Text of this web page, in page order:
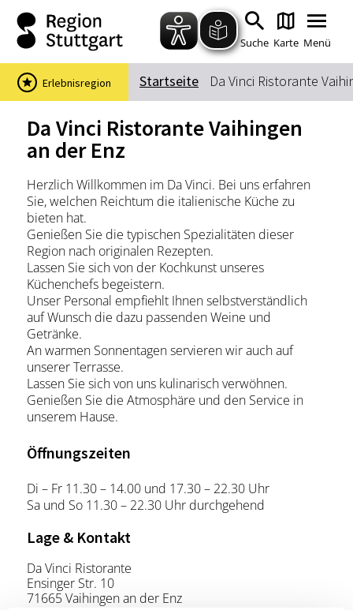
Zum Hauptinhalt springen
Zur Suche springen
Zur Hauptnavigation
Zum Footer springen
Suche Karte Menü
Suchbegriff
Stadtführungen
Events & Tickets
Ausflugsziele
Erlebnisse
Wein
Radfahren
Wandern
Startseite Da Vinci Ristorante
Erlebnisregion
Da Vinci Ristorante Vaihingen
an der Enz
Herzlich Willkommen im Da Vinci. Bei uns erfahren
Sie, welchen Reichtum die italienische Küche zu
bieten hat.
Genießen Sie die typischen Spezialitäten dieser
Region nach originalen Rezepten.
Lassen Sie sich von der Kochkunst unseres
Küchenchefs begeistern.
Unser Personal empfiehlt Ihnen selbstverständlich
auf Wunsch die dazu passenden Weine und
Getränke.
An warmen Sonnentagen servieren wir auch auf
unserer Terrasse.
Lassen Sie sich von uns kulinarisch verwöhnen.
Genießen Sie die Atmosphäre und den Service in
unserem Hause.
Öffnungszeiten
Di – Fr 11.30 – 14.00 und 17.30 – 22.30 Uhr
Sa und So 11.30 – 22.30 Uhr durchgehend
Lage & Kontakt
Da Vinci Ristorante
Ensinger Str. 10
71665 Vaihingen an der Enz